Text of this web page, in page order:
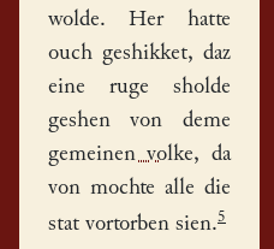
wolde. Her hatte
ouch geshikket, daz
eine ruge sholde
geshen von deme
gemeinen volke, da
von mochte alle die
stat vortorben sien.5